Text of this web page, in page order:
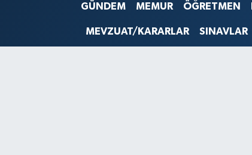
GÜNDEM MEMUR ÖĞRETMEN
MEVZUAT/KARARLAR SINAVLAR